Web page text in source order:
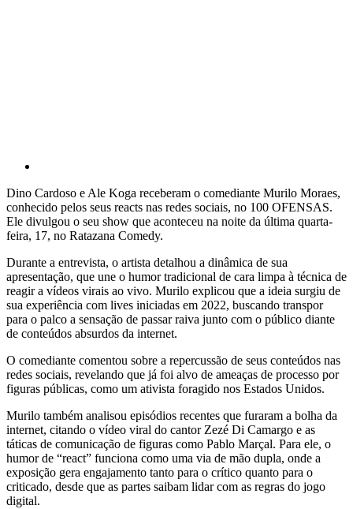
Dino Cardoso e Ale Koga receberam o comediante Murilo Moraes,
conhecido pelos seus reacts nas redes sociais, no 100 OFENSAS.
Ele divulgou o seu show que aconteceu na noite da última quarta-
feira, 17, no Ratazana Comedy.
Durante a entrevista, o artista detalhou a dinâmica de sua
apresentação, que une o humor tradicional de cara limpa à técnica de
reagir a vídeos virais ao vivo. Murilo explicou que a ideia surgiu de
sua experiência com lives iniciadas em 2022, buscando transpor
para o palco a sensação de passar raiva junto com o público diante
de conteúdos absurdos da internet.
O comediante comentou sobre a repercussão de seus conteúdos nas
redes sociais, revelando que já foi alvo de ameaças de processo por
figuras públicas, como um ativista foragido nos Estados Unidos.
Murilo também analisou episódios recentes que furaram a bolha da
internet, citando o vídeo viral do cantor Zezé Di Camargo e as
táticas de comunicação de figuras como Pablo Marçal. Para ele, o
humor de “react” funciona como uma via de mão dupla, onde a
exposição gera engajamento tanto para o crítico quanto para o
criticado, desde que as partes saibam lidar com as regras do jogo
digital.